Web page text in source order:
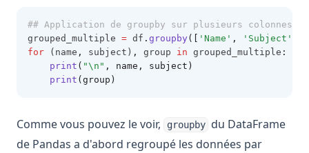
## Application de groupby sur plusieurs colonnes
grouped_multiple = df . groupby ([ 'Name' , 'Subject'
for (name , subject) , group in grouped_multiple :
print ( "\n" , name, subject)
print (group)
Comme vous pouvez le voir, groupby du DataFrame
de Pandas a d'abord regroupé les données par